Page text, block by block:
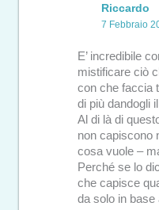
Riccardo
7 Febbraio
E’ incredibile
mistificare ciò
con che faccia
di più dandogli
Al di là di
non capiscono
cosa vuole –
Perché se lo
che capisce
da solo in base